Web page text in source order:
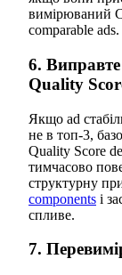
вимірюваний
comparable ads.
6.
Quality
Якщо ad
не в топ-3,
Quality Score
тимчасово
структурну
components і
спливе.
7.